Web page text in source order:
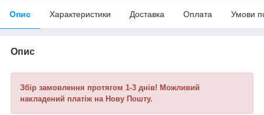
Опис Характеристики Доставка Оплата Умови
Опис
Збір замовлення протягом 1-3 днів! Можливий
накладений платіж на Нову Пошту.